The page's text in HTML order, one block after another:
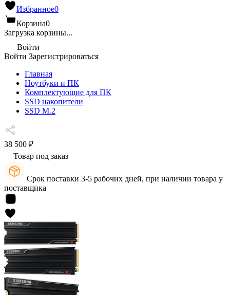
Избранное0
Корзина0
Загрузка корзины...
Войти
Войти Зарегистрироваться
Главная
Ноутбуки и ПК
Комплектующие для ПК
SSD накопители
SSD M.2
38 500 ₽
Товар под заказ
Срок поставки 3-5 рабочих дней, при наличии товара у
поставщика